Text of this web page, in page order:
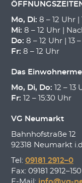
Mo, Di: 8 – 12 Uhr |
Mi: 8 – 12 Uhr |
Do: 8 – 12 Uhr | 13
Fr: 8 – 12 Uhr
Das
Mo, Di, Do: 12 – 13
Fr: 12 – 15:30 Uhr
VG Neumarkt
Bahnhofstraße 12
92318 Neumarkt
Tel: 09181 2912–0
Fax: 09181 2912–150